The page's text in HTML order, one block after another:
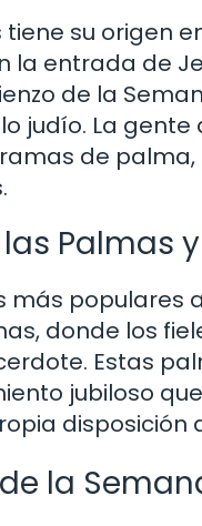
tiene su origen
la entrada de
de la
judío. La
de
Palmas
más populares
donde los
Estas
jubiloso
disposición
la